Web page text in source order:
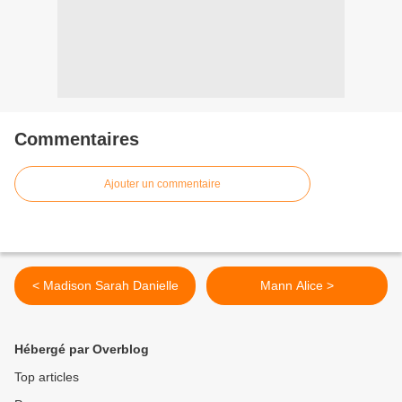
Commentaires
Ajouter un commentaire
< Madison Sarah Danielle Mann Alice >
Hébergé par Overblog
Top articles